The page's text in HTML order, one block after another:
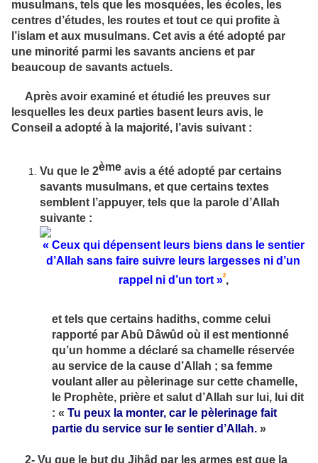
musulmans, tels que les mosquées, les écoles, les
centres d’études, les routes et tout ce qui profite à
l’islam et aux musulmans. Cet avis a été adopté par
une minorité parmi les savants anciens et par
beaucoup de savants actuels.
Après avoir examiné et étudié les preuves sur
lesquelles les deux parties basent leurs avis, le
Conseil a adopté à la majorité, l’avis suivant :
Vu que le 2ème avis a été adopté par certains
savants musulmans, et que certains textes
semblent l’appuyer, tels que la parole d’Allah
suivante :
« Ceux qui dépensent leurs biens dans le sentier
d’Allah sans faire suivre leurs largesses ni d’un
rappel ni d’un tort »2,
et tels que certains hadiths, comme celui
rapporté par Abû Dâwûd où il est mentionné
qu’un homme a déclaré sa chamelle réservée
au service de la cause d’Allah ; sa femme
voulant aller au pèlerinage sur cette chamelle,
le Prophète, prière et salut d’Allah sur lui, lui dit
: « Tu peux la monter, car le pèlerinage fait
partie du service sur le sentier d’Allah. »
2- Vu que le but du Jihâd par les armes est que la